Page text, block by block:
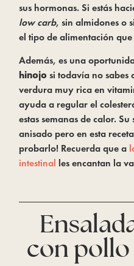
sus hormonas. Si estás
low carb, sin almidones o
el tipo de alimentación
hinojo si todavía no sabes
verdura muy rica en
ayuda a regular el
estas semanas de calor.
anisado pero en esta
probarlo! Recuerda que a
intestinal les encantan la
con